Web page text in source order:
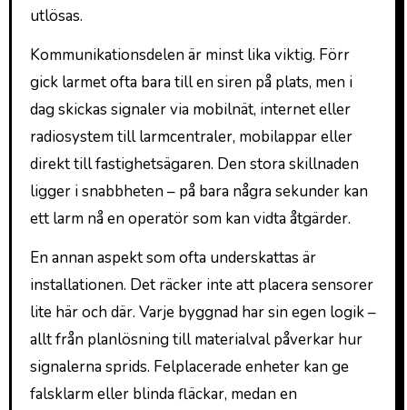
utlösas.
Kommunikationsdelen är minst lika viktig. Förr
gick larmet ofta bara till en siren på plats, men i
dag skickas signaler via mobilnät, internet eller
radiosystem till larmcentraler, mobilappar eller
direkt till fastighetsägaren. Den stora skillnaden
ligger i snabbheten – på bara några sekunder kan
ett larm nå en operatör som kan vidta åtgärder.
En annan aspekt som ofta underskattas är
installationen. Det räcker inte att placera sensorer
lite här och där. Varje byggnad har sin egen logik –
allt från planlösning till materialval påverkar hur
signalerna sprids. Felplacerade enheter kan ge
falsklarm eller blinda fläckar, medan en